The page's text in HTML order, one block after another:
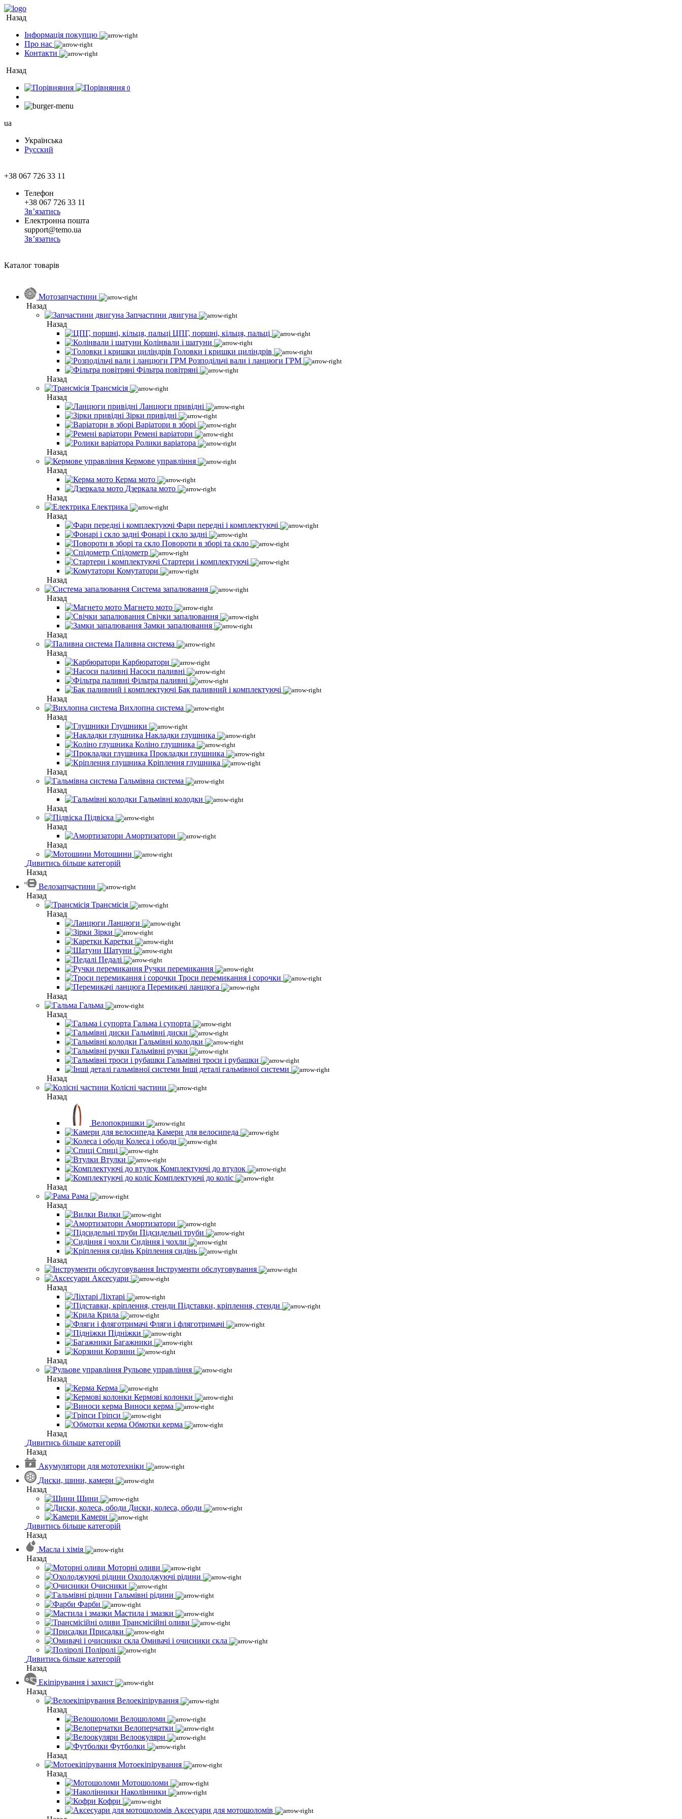
Назад
Інформація покупцю
Про нас
Контакти
Назад
0
ua
Українська
Русский
+38 067 726 33 11
Телефон
+38 067 726 33 11
Зв’язатись
Електронна пошта
support@temo.ua
Зв’язатись
Каталог товарів
Мотозапчастини
Назад
Запчастини двигуна
Назад
ЦПГ, поршні, кільця, пальці
Колінвали і шатуни
Головки і кришки циліндрів
Розподільчі вали і ланцюги ГРМ
Фільтра повітряні
Назад
Трансмісія
Назад
Ланцюги привідні
Зірки привідні
Варіатори в зборі
Ремені варіатори
Ролики варіатора
Назад
Кермове управління
Назад
Керма мото
Дзеркала мото
Назад
Електрика
Назад
Фари передні і комплектуючі
Фонарі і скло задні
Повороти в зборі та скло
Спідометр
Стартери і комплектуючі
Комутатори
Назад
Система запалювання
Назад
Магнето мото
Свічки запалювання
Замки запалювання
Назад
Паливна система
Назад
Карбюратори
Насоси паливні
Фільтра паливні
Бак паливний і комплектуючі
Назад
Вихлопна система
Назад
Глушники
Накладки глушника
Коліно глушника
Прокладки глушника
Кріплення глушника
Назад
Гальмівна система
Назад
Гальмівні колодки
Назад
Підвіска
Назад
Амортизатори
Назад
Мотошини
Дивитись більше категорій
Назад
Велозапчастини
Назад
Трансмісія
Назад
Ланцюги
Зірки
Каретки
Шатуни
Педалі
Ручки перемикання
Троси перемикання і сорочки
Перемикачі ланцюга
Назад
Гальма
Назад
Гальма і супорта
Гальмівні диски
Гальмівні колодки
Гальмівні ручки
Гальмівні троси і рубашки
Інші деталі гальмівної системи
Назад
Колісні частини
Назад
Велопокришки
Камери для велосипеда
Колеса і ободи
Спиці
Втулки
Комплектуючі до втулок
Комплектуючі до коліс
Назад
Рама
Назад
Вилки
Амортизатори
Підсидельні труби
Сидіння і чохли
Кріплення сидінь
Назад
Інструменти обслуговування
Аксесуари
Назад
Ліхтарі
Підставки, кріплення, стенди
Крила
Фляги і фляготримачі
Підніжки
Багажники
Корзини
Назад
Рульове управління
Назад
Керма
Кермові колонки
Виноси керма
Гріпси
Обмотки керма
Назад
Дивитись більше категорій
Назад
Акумулятори для мототехніки
Диски, шини, камери
Назад
Шини
Диски, колеса, ободи
Камери
Дивитись більше категорій
Назад
Масла і хімія
Назад
Моторні оливи
Охолоджуючі рідини
Очисники
Гальмівні рідини
Фарби
Мастила і змазки
Трансмісійні оливи
Присадки
Омивачі і очисники скла
Поліролі
Дивитись більше категорій
Назад
Екіпірування і захист
Назад
Велоекіпірування
Назад
Велошоломи
Велоперчатки
Велоокуляри
Футболки
Назад
Мотоекіпірування
Назад
Мотошоломи
Наколінники
Кофри
Аксесуари для мотошоломів